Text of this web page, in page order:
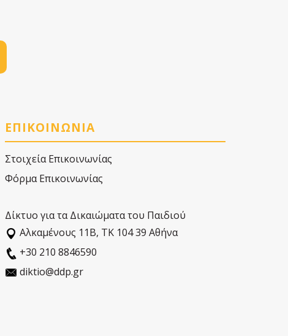
ΕΠΙΚΟΙΝΩΝΙΑ
Στοιχεία Επικοινωνίας
Φόρμα Επικοινωνίας
Δίκτυο για τα Δικαιώματα του Παιδιού
Αλκαµένους 11Β, ΤΚ 104 39 Αθήνα
+30 210 8846590
diktio@ddp.gr